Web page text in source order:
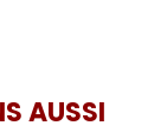
AUSSI